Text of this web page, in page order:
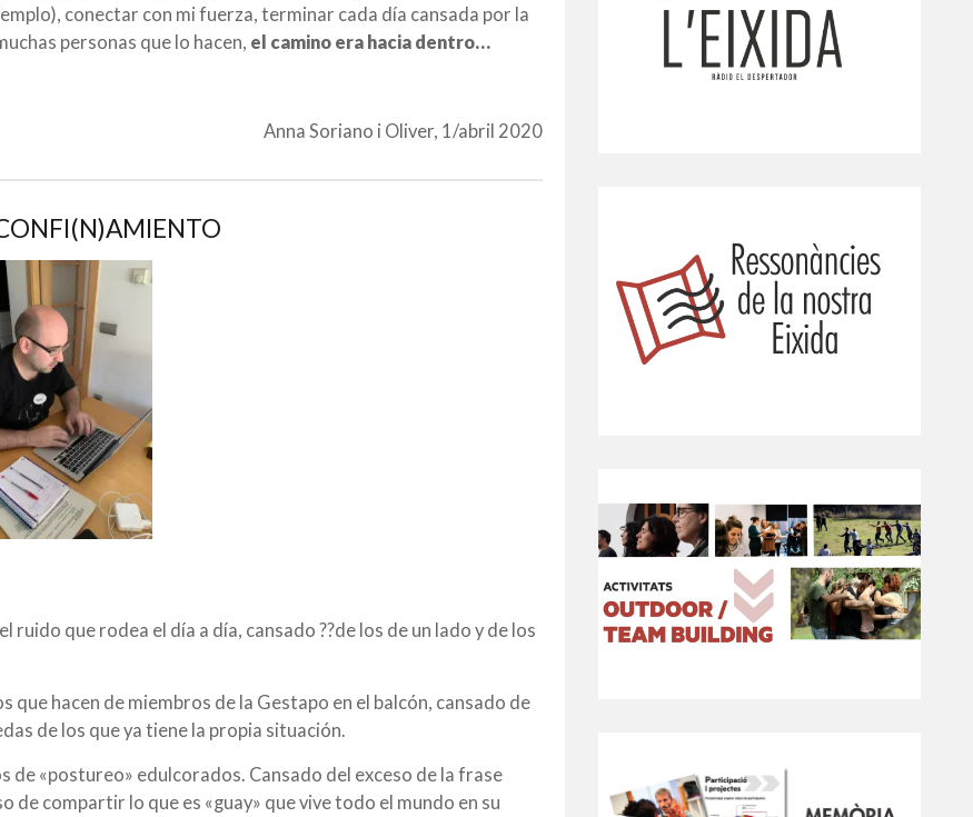
conectar con mi fuerza, terminar cada día cansada por la
personas que lo hacen, el camino era hacia dentro…
Anna Soriano i Oliver, 1/abril 2020
que rodea el día a día, cansado ??de los de un lado y de los
que hacen de miembros de la Gestapo en el balcón, cansado de
de los que ya tiene la propia situación.
«postureo» edulcorados. Cansado del exceso de la frase
de compartir lo que es «guay» que vive todo el mundo en su